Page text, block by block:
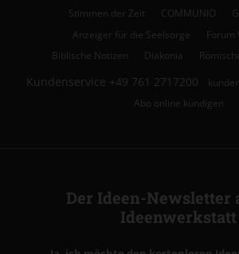
Stimmen der Zeit
COMMUNIO
Anzeiger für die Seelsorge
Forum
Biblische Notizen
Diakonia
Kundenservice +49 761 2717200
Abo online kündigen
Der Ideen-Newsletter
Ideenwerkstatt